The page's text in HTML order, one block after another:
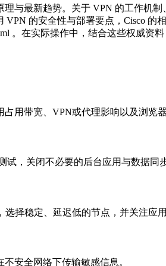
与最新趋势。关于 VPN 的工作机
VPN 的安全性与部署要点，Cisco
。在实际操作中，结合这些权威
用带宽、VPN或代理影响以及浏览
，关闭不必要的后台应用与数据同
择稳定、延迟低的节点，并关注应
安全网络下传输敏感信息。